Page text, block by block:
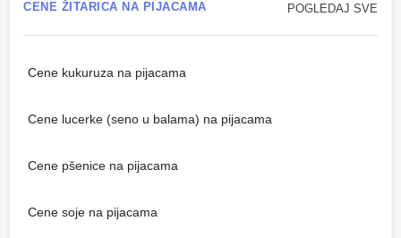
POGLEDAJ SVE
CENE ŽITARICA NA PIJACAMA
Cene kukuruza na pijacama
Cene lucerke (seno u balama) na pijacama
Cene pšenice na pijacama
Cene soje na pijacama